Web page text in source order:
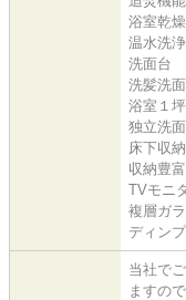
浴室乾
温水洗
洗面台
洗髪洗
浴室１
独立洗
床下収納
収納豊富
TVモニ
複層ガ
ディン
当社で
ますの